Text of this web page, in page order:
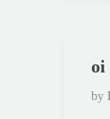
oi
by